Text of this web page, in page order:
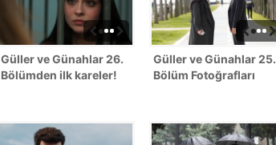
Güller ve Günahlar 26.
Bölümden ilk kareler!
Güller ve Günahlar 25.
Bölüm Fotoğrafları